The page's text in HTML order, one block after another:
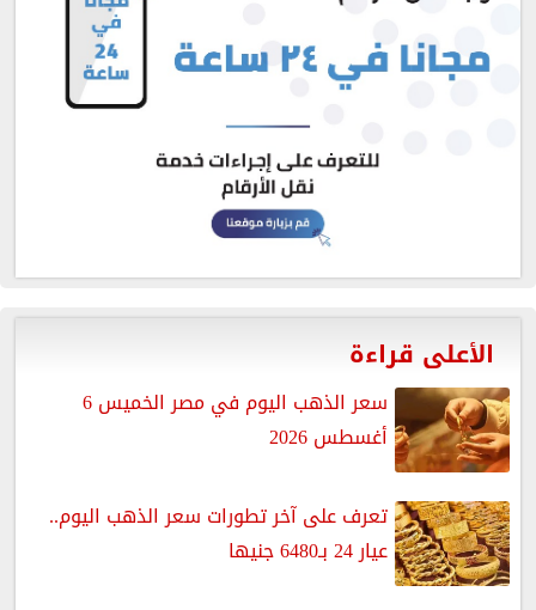
الأعلى قراءة
سعر الذهب اليوم في مصر الخميس 6
أغسطس 2026
تعرف على آخر تطورات سعر الذهب اليوم..
عيار 24 بـ6480 جنيها